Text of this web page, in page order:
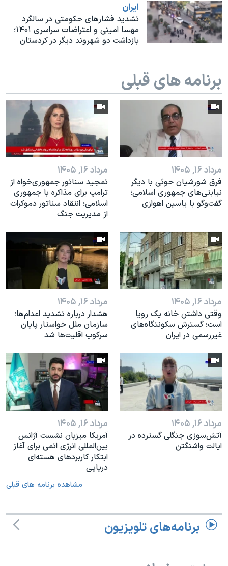
ايران
تشدید فشارهای حکومتی در سالگرد
مهسا امینی و اعتراضات سراسری ۱۴۰۱؛
بازداشت دو شهروند دیگر در کردستان
برنامه های قبلی
مرداد ۱۶, ۱۴۰۵
فرق شورشیان حوثی با دیگر
نیابتی‌های جمهوری اسلامی؛
گفت‌وگو با یاسین اهوازی
مرداد ۱۶, ۱۴۰۵
تمجید سناتور جمهوری‌خواه از
ترامپ برای مذاکره با جمهوری
اسلامی؛ انتقاد سناتور دموکرات
از مدیریت جنگ
مرداد ۱۶, ۱۴۰۵
وقتی داشتن خانه یک رویا
است؛ گسترش سکونتگاه‌های
غیررسمی در ایران
مرداد ۱۶, ۱۴۰۵
هشدار درباره تشدید اعدام‌ها؛
سازمان ملل خواستار پایان
سرکوب اقلیت‌ها شد
مرداد ۱۶, ۱۴۰۵
آتش‌سوزی جنگلی گسترده در
ایالت واشنگتن
مرداد ۱۶, ۱۴۰۵
آمریکا میزبان نشست آژانس
بین‌المللی انرژی اتمی برای آغاز
ابتکار کاربردهای هسته‌ای
دریایی
مشاهده برنامه های قبلی
برنامه‌های تلویزیون